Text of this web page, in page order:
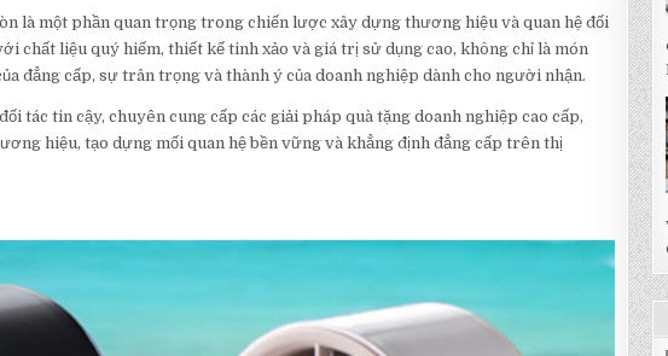
là một phần quan trọng trong chiến lược xây dựng thương hiệu và quan hệ đối
chất liệu quý hiếm, thiết kế tinh xảo và giá trị sử dụng cao, không chỉ là món
đẳng cấp, sự trân trọng và thành ý của doanh nghiệp dành cho người nhận.
tác tin cậy, chuyên cung cấp các giải pháp quà tặng doanh nghiệp cao cấp,
hiệu, tạo dựng mối quan hệ bền vững và khẳng định đẳng cấp trên thị